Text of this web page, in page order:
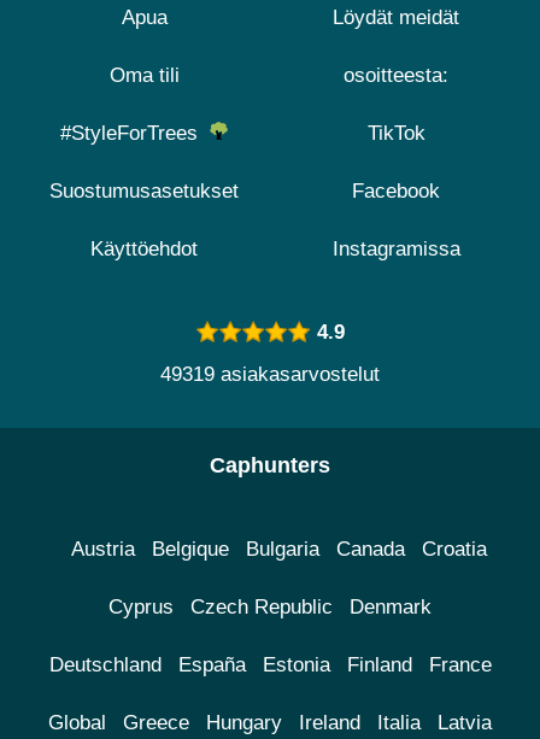
Apua
Oma tili
#StyleForTrees
Suostumusasetukset
Käyttöehdot
Löydät meidät
osoitteesta:
TikTok
Facebook
Instagramissa
4.9
49319 asiakasarvostelut
Caphunters
Austria Belgique Bulgaria Canada Croatia
Cyprus Czech Republic Denmark
Deutschland España Estonia Finland France
Global Greece Hungary Ireland Italia Latvia